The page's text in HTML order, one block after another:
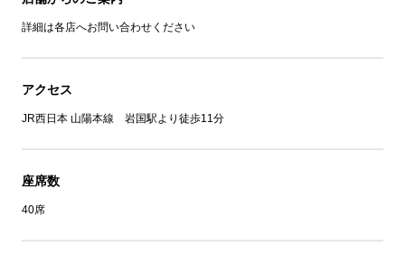
詳細は各店へお問い合わせください
アクセス
JR西日本 山陽本線 岩国駅より徒歩11分
座席数
40席